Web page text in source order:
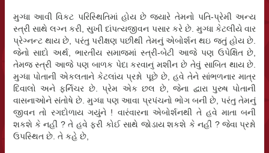
મુગ્ધા આવી વિકટ પરિસ્થિતિમાં હોય છે જયારે તેમનો પતિ-પ્રેમી અન્ય
સ્ત્રી સાથે લગ્ન કરી, સુખી દાંપત્યજીવન પસાર કરે છે. મુગ્ધા કેટલીયે વાર
પ્રેગ્નન્ટ થાય છે, પરંતુ પરીક્ષણ પછીથી તેમનું એબોર્શન થઇ જતું હોય છે.
જેનો સાદો અર્થ, ભારતીય સમાજમાં સ્ત્રી-બેટી આજે પણ ઉપેક્ષિત છે,
તેમજ સ્ત્રી આજે પણ બાળક પેદા કરવાનું મશીન છે તેવું સાબિત થાય છે.
મુગ્ધા પોતાની એકલતાને કેટલાંય પ્રશ્નો પૂછે છે, હવે તેને સાંભળનાર માત્ર
દિવાલો અને ફર્નિચર છે. પ્રેમ એક છલ છે, જેના દ્વારા પુરુષ પોતાની
વાસનાઓને સંતોષે છે. મુગ્ધા પણ આવા પ્રપંચનો ભોગ બની છે, પરંતુ તેમનું
જીવન તો રગદોળાય ગયુંને ! વારંવારના એબોર્શનથી તે હવે માતા બની
શકશે કે નહીં ? તે હવે ફરી કોઈ સાથે જોડાય શકશે કે નહીં ? જેવા પ્રશ્નો
ઉપસ્થિત છે. તે કહે છે,